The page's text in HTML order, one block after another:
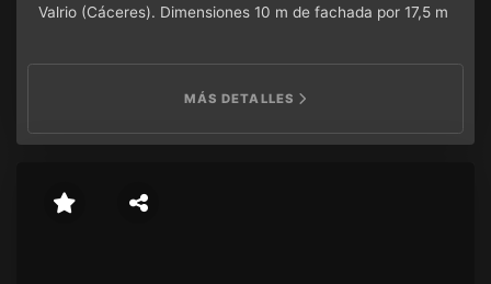
Valrio (Cáceres). Dimensiones 10 m de fachada por 17,5 m
MÁS DETALLES